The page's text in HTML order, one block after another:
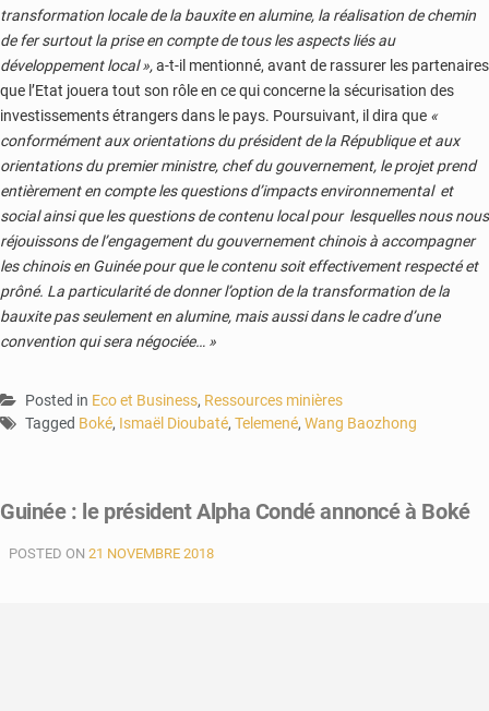
transformation locale de la bauxite en alumine, la réalisation de chemin
de fer surtout la prise en compte de tous les aspects liés au
développement local »,a-t-il mentionné, avant de rassurer les partenaires
que l’Etat jouera tout son rôle en ce qui concerne la sécurisation des
investissements étrangers dans le pays. Poursuivant, il dira que «
conformément aux orientations du président de la République et aux
orientations du premier ministre, chef du gouvernement, le projet prend
entièrement en compte les questions d’impacts environnemental et
social ainsi que les questions de contenu local pour lesquelles nous nous
réjouissons de l’engagement du gouvernement chinois à accompagner
les chinois en Guinée pour que le contenu soit effectivement respecté et
prôné. La particularité de donner l’option de la transformation de la
bauxite pas seulement en alumine, mais aussi dans le cadre d’une
convention qui sera négociée… »
Posted in Eco et Business, Ressources minières
Tagged Boké, Ismaël Dioubaté, Telemené, Wang Baozhong
Guinée : le président Alpha Condé annoncé à Boké
POSTED ON 21 NOVEMBRE 2018